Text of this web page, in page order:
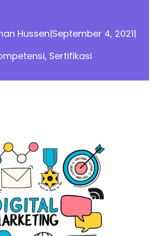
Hussen|September 4, 2021|
, Sertifikasi